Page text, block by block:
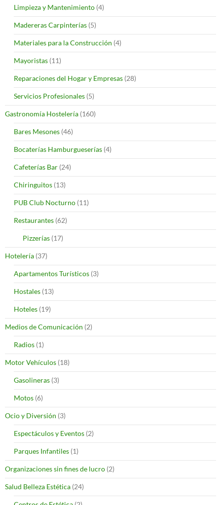
Limpieza y Mantenimiento (4)
Madereras Carpinterías (5)
Materiales para la Construcción (4)
Mayoristas (11)
Reparaciones del Hogar y Empresas (28)
Servicios Profesionales (5)
Gastronomía Hostelería (160)
Bares Mesones (46)
Bocaterías Hamburgueserías (4)
Cafeterías Bar (24)
Chiringuitos (13)
PUB Club Nocturno (11)
Restaurantes (62)
Pizzerías (17)
Hotelería (37)
Apartamentos Turísticos (3)
Hostales (13)
Hoteles (19)
Medios de Comunicación (2)
Radios (1)
Motor Vehículos (18)
Gasolineras (3)
Motos (6)
Ocio y Diversión (3)
Espectáculos y Eventos (2)
Parques Infantiles (1)
Organizaciones sin fines de lucro (2)
Salud Belleza Estética (24)